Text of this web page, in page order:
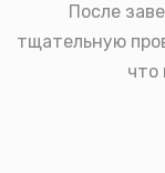
После
тщательную
что